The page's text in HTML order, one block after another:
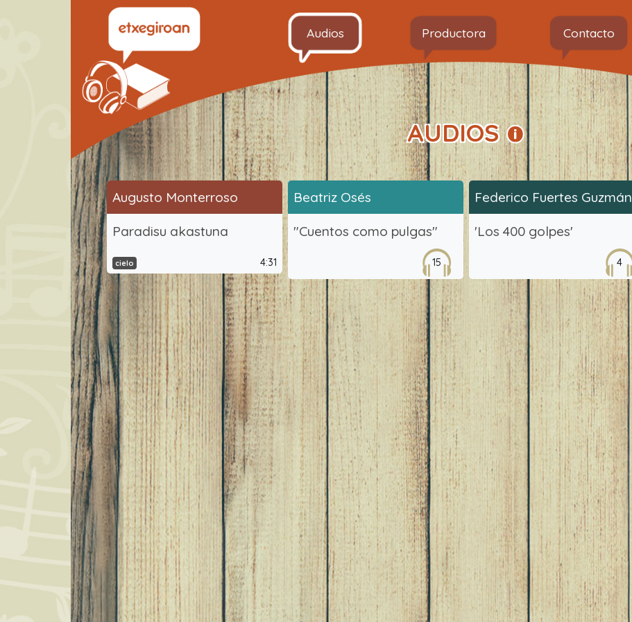
Audios Productora Contacto
AUDIOS
Augusto Monterroso
Paradisu akastuna
cielo 4:31
Beatriz Osés
"Cuentos como pulgas"
15
Federico Fuertes Guzmán
'Los 400 golpes'
4